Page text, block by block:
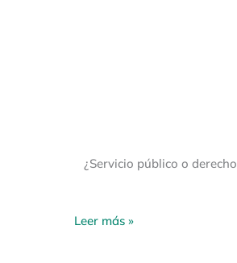
¿Servicio público o
Leer más »